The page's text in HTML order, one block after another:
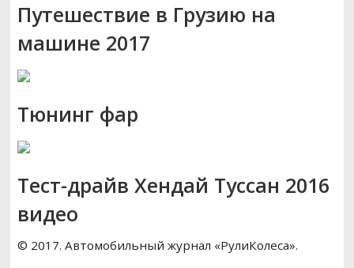
Путешествие в Грузию на
машине 2017
Тюнинг фар
Тест-драйв Хендай Туссан 2016
видео
© 2017. Автомобильный журнал «РулиКолеса».